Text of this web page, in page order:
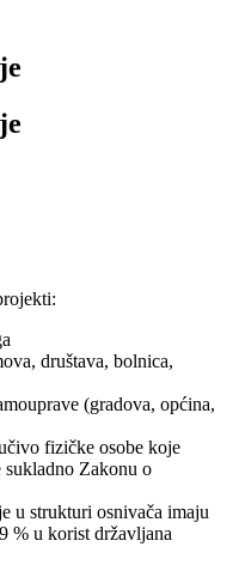
društava, bolnica,
(gradova, općina,
fizičke osobe koje
Zakonu o
u strukturi osnivača imaju
% u korist državljana